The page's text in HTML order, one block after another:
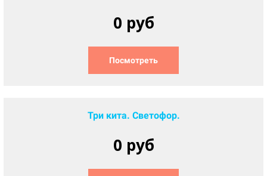
0 руб
Посмотреть
Три кита. Светофор.
0 руб